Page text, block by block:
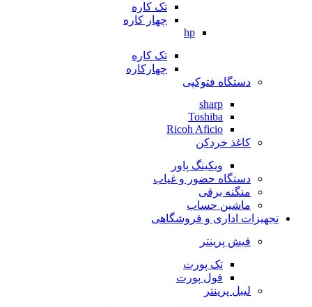
تک کاره
چهار کاره
hp
تک کاره
چهارکاره
دستگاه فتوکپی
sharp
Toshiba
Ricoh Aficio
کاغذ خردکن
ویکینگ پاور
دستگاه حضور و غیاب
منگنه برقی
ماشین حساب
تجهیزات اداری و فروشگاهی
فیش پرینتر
تک پورت
فول پورت
لیبل پرینتر